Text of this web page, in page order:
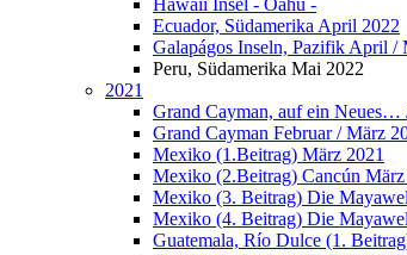
Ecuador, Südamerika April 2022
Galapágos Inseln, Pazifik April /
Peru, Südamerika Mai 2022
2021
Grand Cayman, auf ein Neues…
Grand Cayman Februar / März
Mexiko (1.Beitrag) März 2021
Mexiko (2.Beitrag) Cancún März
Mexiko (3. Beitrag) Die
Mexiko (4. Beitrag) Die
Guatemala, Río Dulce (1.